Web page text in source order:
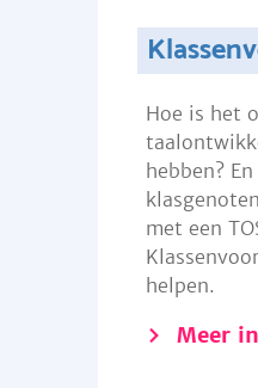
Hoe is het
hebben?
met een
helpen.
Meer